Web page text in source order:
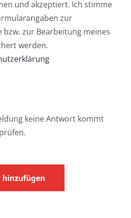
und akzeptiert. Ich stimme
zur
bzw. zur Bearbeitung meines
werden.
keine Antwort kommt
hinzufügen